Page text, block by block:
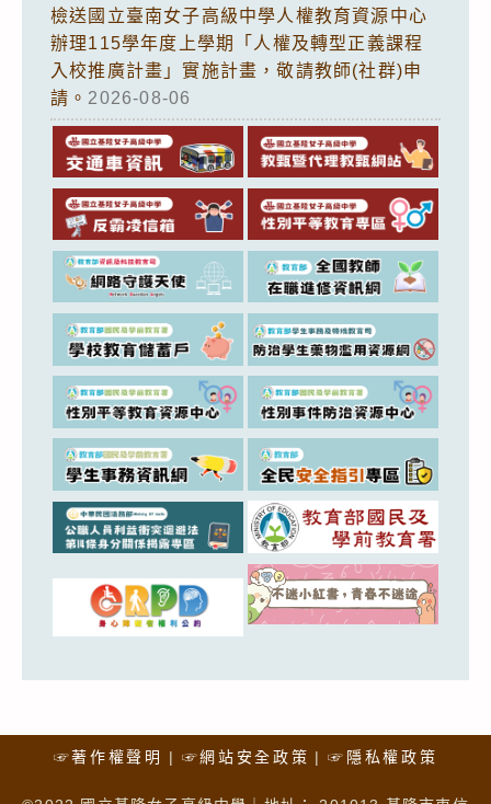
檢送國立臺南女子高級中學人權教育資源中心
辦理115學年度上學期「人權及轉型正義課程
入校推廣計畫」實施計畫，敬請教師(社群)申
請。 2026-08-06
☞著作權聲明 ☞網站安全政策 ☞隱私權政策